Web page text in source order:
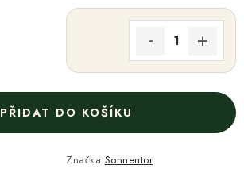
PŘIDAT DO KOŠÍKU
Značka:Sonnentor